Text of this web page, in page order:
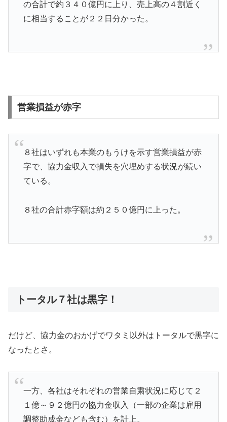
の合計で約３４０億円に上り、売上高の４割近く
に相当することが２２日分かった。
営業損益が赤字
８社はいずれも本業のもうけを示す営業損益が赤
字で、協力金収入で損失を穴埋めする状況が続い
ている。
８社の合計赤字額は約２５０億円に上った。
トータル７社は黒字！
だけど、協力金のおかげでワタミ以外はトータルで黒字に
なったとさ。
一方、各社はそれぞれの営業自粛状況に応じて２
１億～９２億円の協力金収入（一部の企業は雇用
調整助成金なども含む）を計上。